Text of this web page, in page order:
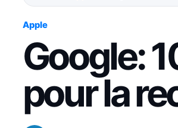
Apple
Google:
pour la